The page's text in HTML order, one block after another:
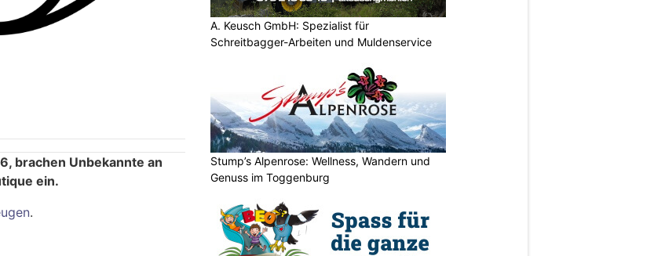
brachen Unbekannte an
ein.
.
A. Keusch GmbH: Spezialist für
Schreitbagger-Arbeiten und Muldenservice
Stump’s Alpenrose: Wellness, Wandern und
Genuss im Toggenburg